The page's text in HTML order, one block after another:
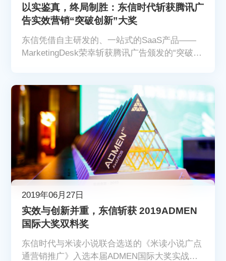
以实鉴真，终局制胜：东信时代斩获腾讯广
告实效营销“突破创新”大奖
东信凭借自主研发的、一站式的SaaS产品——
MarketingDesk荣幸斩获腾讯广告颁发的“突破创
2019年06月27日
实效与创新并重，东信斩获 2019ADMEN
国际大奖双料奖
东信时代与米读小说联合选送的《米读小说广点
通营销推广》入选本届ADMEN国际大奖实战金